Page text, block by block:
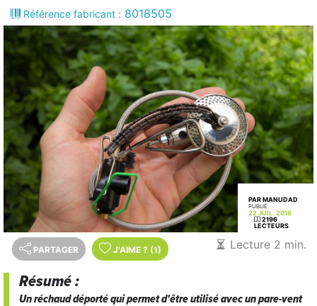
Référence fabricant : 8018505
PAR MANUDAD
PUBLIÉ
22 JUIL. 2018
2196
LECTEURS
PARTAGER J'AIME ? (1) Lecture 2 min.
Résumé :
Un réchaud déporté qui permet d'être utilisé avec un pare-vent